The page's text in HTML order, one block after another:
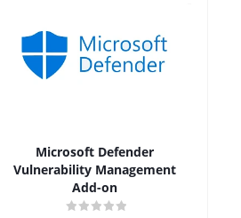
Microsoft Defender
Vulnerability Management
Add-on